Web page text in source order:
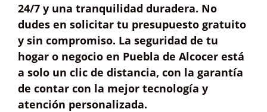
24/7 y una tranquilidad duradera. No
dudes en solicitar tu presupuesto gratuito
y sin compromiso. La seguridad de tu
hogar o negocio en Puebla de Alcocer está
a solo un clic de distancia, con la garantía
de contar con la mejor tecnología y
atención personalizada.